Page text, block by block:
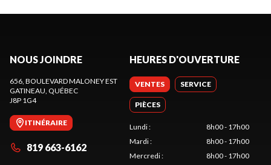
NOUS JOINDRE
656, BOULEVARD MALONEY EST
GATINEAU, QUÉBEC
J8P 1G4
ITINÉRAIRE
819 663-6162
HEURES D'OUVERTURE
VENTES SERVICE
PIÈCES
Lundi:
8h00 - 17h00
Mardi:
8h00 - 17h00
Mercredi:
8h00 - 17h00